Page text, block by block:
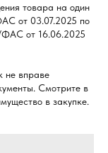
товара на один
от 03.07.2025 по
от 16.06.2025
не вправе
Смотрите в
в закупке.